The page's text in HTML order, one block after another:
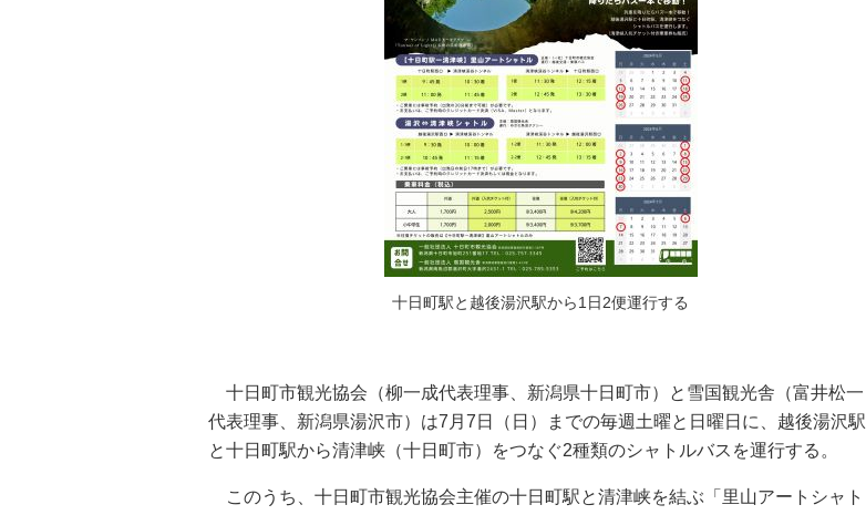
十日町駅と越後湯沢駅から1日2便運行する
十日町市観光協会（柳一成代表理事、新潟県十日町市）と雪国観光舎（富井松一
代表理事、新潟県湯沢市）は7月7日（日）までの毎週土曜と日曜日に、越後湯沢駅
と十日町駅から清津峡（十日町市）をつなぐ2種類のシャトルバスを運行する。
このうち、十日町市観光協会主催の十日町駅と清津峡を結ぶ「里山アートシャト